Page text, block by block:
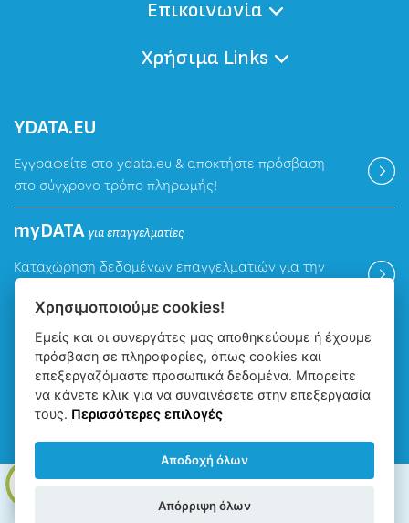
Επικοινωνία
Χρήσιμα Links
ΥDATA.EU
Εγγραφείτε στο ydata.eu & αποκτήστε πρόσβαση
στο σύγχρονο τρόπο πληρωμής!
myDATAγια επαγγελματίες
Καταχώρηση δεδομένων επαγγελματιών για την
Βρείτε μας
Ιωαννίνων, Copyright © 2026, All rights reserved.
Χρησιμοποιούμε cookies!
Εμείς και οι συνεργάτες μας αποθηκεύουμε ή έχουμε
πρόσβαση σε πληροφορίες, όπως cookies και
επεξεργαζόμαστε προσωπικά δεδομένα. Μπορείτε
να κάνετε κλικ για να συναινέσετε στην επεξεργασία
τους. Περισσότερες επιλογές
Αποδοχή όλων
Απόρριψη όλων